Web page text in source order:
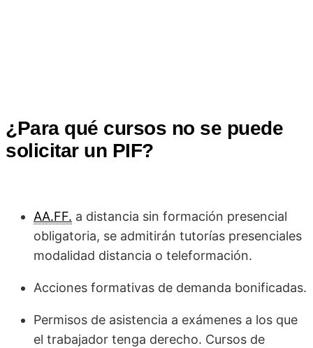
¿Para qué cursos no se puede
solicitar un PIF?
AA.FF. a distancia sin formación presencial
obligatoria, se admitirán tutorías presenciales
modalidad distancia o teleformación.
Acciones formativas de demanda bonificadas.
Permisos de asistencia a exámenes a los que
el trabajador tenga derecho. Cursos de